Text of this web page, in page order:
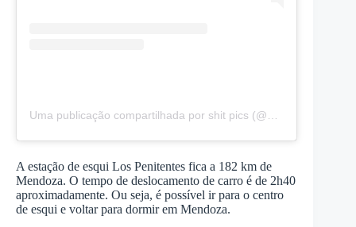
A estação de esqui Los Penitentes fica a 182 km de
Mendoza. O tempo de deslocamento de carro é de 2h40
aproximadamente. Ou seja, é possível ir para o centro
de esqui e voltar para dormir em Mendoza.